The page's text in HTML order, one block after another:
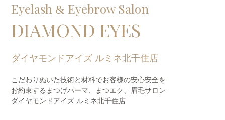
Eyelash & Eyebrow Salon
DIAMOND EYES
ダイヤモンドアイズ ルミネ北千住店
こだわりぬいた技術と材料でお客様の安心安全を
お約束するまつげパーマ、
まつエク、眉毛サロン
ダイヤモンドアイズ ルミネ北千住店